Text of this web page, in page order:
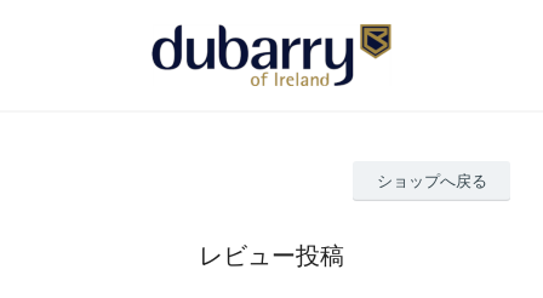
ショップへ戻る
レビュー投稿